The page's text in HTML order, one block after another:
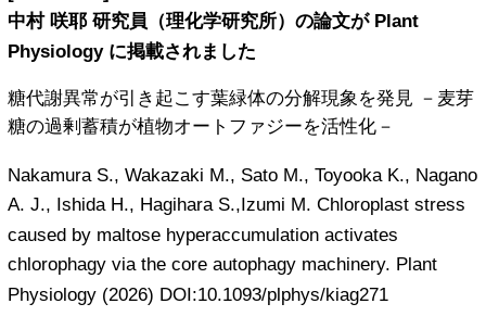
画像解析支援
イベント
成果発表
申請する
イメージング相談窓口
よくある質問
中村 咲耶 研究員（理化学研究所）の論文が Plant
Physiology に掲載されました
糖代謝異常が引き起こす葉緑体の分解現象を発見 －麦芽
糖の過剰蓄積が植物オートファジーを活性化－
Nakamura S., Wakazaki M., Sato M., Toyooka K., Nagano
A. J., Ishida H., Hagihara S.,Izumi M. Chloroplast stress
caused by maltose hyperaccumulation activates
chlorophagy via the core autophagy machinery. Plant
Physiology (2026) DOI:10.1093/plphys/kiag271